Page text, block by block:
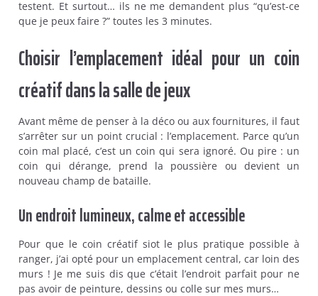
testent. Et surtout… ils ne me demandent plus “qu’est-ce
que je peux faire ?” toutes les 3 minutes.
Choisir l’emplacement idéal pour un coin
créatif dans la salle de jeux
Avant même de penser à la déco ou aux fournitures, il faut
s’arrêter sur un point crucial : l’emplacement. Parce qu’un
coin mal placé, c’est un coin qui sera ignoré. Ou pire : un
coin qui dérange, prend la poussière ou devient un
nouveau champ de bataille.
Un endroit lumineux, calme et accessible
Pour que le coin créatif siot le plus pratique possible à
ranger, j’ai opté pour un emplacement central, car loin des
murs ! Je me suis dis que c’était l’endroit parfait pour ne
pas avoir de peinture, dessins ou colle sur mes murs…